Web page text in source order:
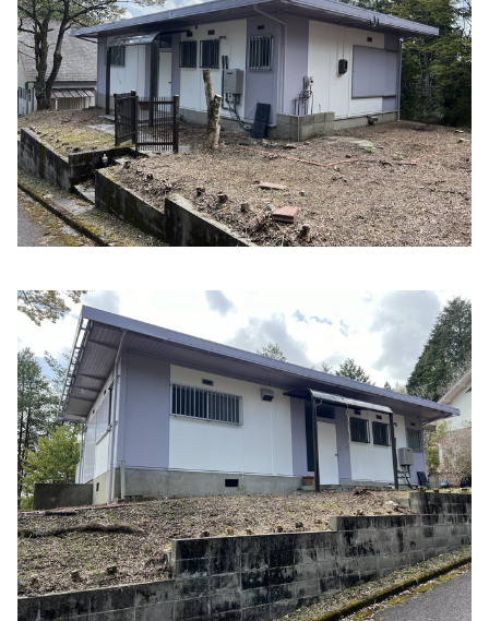
マップで見る
おくだ内科クリニック
住所:三重県津市上浜町５丁目５７ マップで見る
いのうえ心身クリニック
住所:三重県津市神納５７−１６ マップで見る
寺田医院
住所:三重県津市野田７７８−１ マップで見る
倉本内科病院
津さくらばしクリニック
住所: 三重県津市桜橋３丁目４４６−２０ マップで見る
中根医院
住所:三重県津市西古河町１４−１１ マップで見る
津ファミリークリニック
住所:三重県津市押加部町１６−４６ マップで見る
つおき高橋クリニック
住所:三重県津市三重町津興４３３−８７ マップで見る
中森内科
住所:三重県津市観音寺町７９９−７ マップで見る